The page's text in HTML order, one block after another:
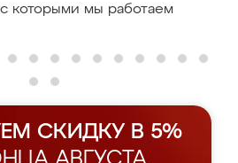
которыми мы работаем
СКИДКУ В 5%